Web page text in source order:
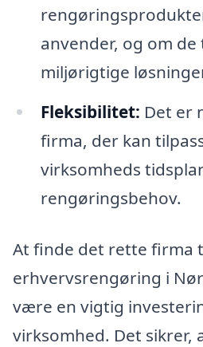
anvender, og om
miljørigtige
Fleksibilitet: Det er
firma, der kan
virksomheds
rengøringsbehov.
At finde det rette firma
erhvervsrengøring i
være en vigtig
virksomhed. Det sikrer,